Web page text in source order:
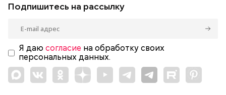
Подпишитесь на рассылку
Я даю согласие на обработку своих
персональных данных.